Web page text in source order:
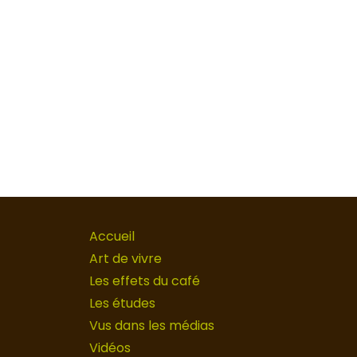
Accueil
Art de vivre
Les effets du café
Les études
Vus dans les médias
Vidéos